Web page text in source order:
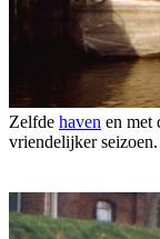
Zelfde haven en met
vriendelijker